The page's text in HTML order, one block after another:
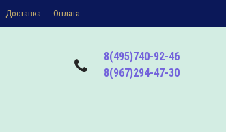
Доставка Оплата
8(495)740-92-46
8(967)294-47-30